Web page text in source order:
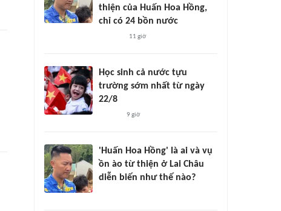
thiện của Huấn Hoa Hồng,
chỉ có 24 bồn nước
11 giờ
Học sinh cả nước tựu
trường sớm nhất từ ngày
22/8
9 giờ
'Huấn Hoa Hồng' là ai và vụ
ồn ào từ thiện ở Lai Châu
diễn biến như thế nào?